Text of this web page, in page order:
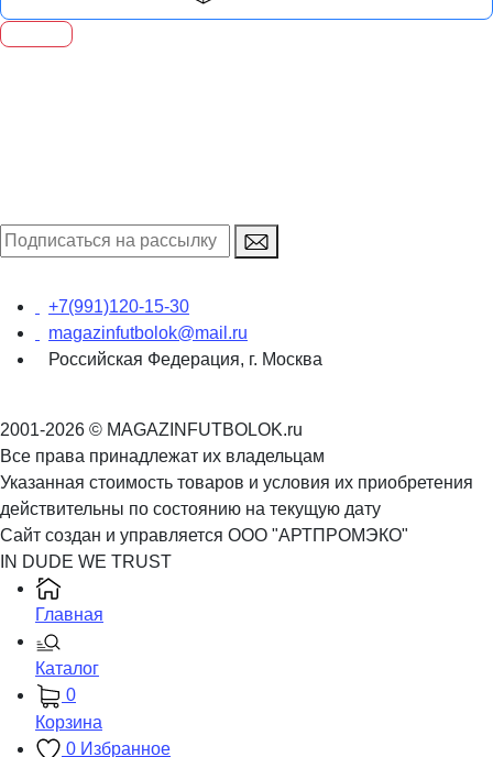
+7(991)120-15-30
magazinfutbolok@mail.ru
Российская Федерация, г. Москва
2001-2026 © MAGAZINFUTBOLOK.ru
Все права принадлежат их владельцам
Указанная стоимость товаров и условия их приобретения
действительны по состоянию на текущую дату
Сайт создан и управляется ООО "АРТПРОМЭКО"
IN DUDE WE TRUST
Главная
Каталог
0
Корзина
0 Избранное